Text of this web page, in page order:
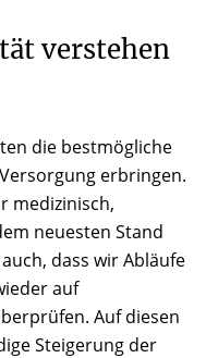
verstehen
die bestmögliche
erbringen.
medizinisch,
neuesten Stand
dass wir Abläufe
auf
Auf diesen
Steigerung der